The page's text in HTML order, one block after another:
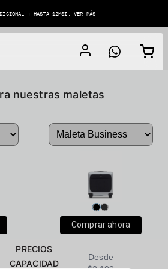
+ HASTA 12MSI. VER MÁS
nuestras maletas
Comprar ahora
PRECIOS
CAPACIDAD
Desde